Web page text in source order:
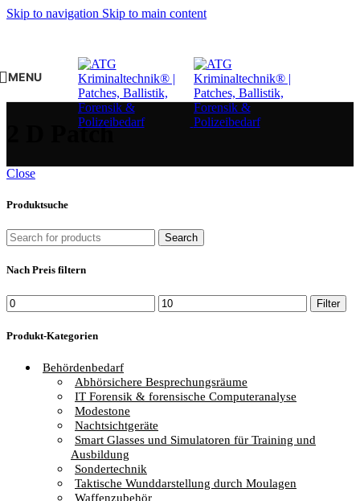
Skip to navigation Skip to main content
MENU
2 D Patch
Close
Produktsuche
Search
Nach Preis filtern
Min.
Preis
Max.
Preis
Filter
Produkt-Kategorien
Behördenbedarf
Abhörsichere Besprechungsräume
IT Forensik & forensische Computeranalyse
Modestone
Nachtsichtgeräte
Smart Glasses und Simulatoren für Training und
Ausbildung
Sondertechnik
Taktische Wunddarstellung durch Moulagen
Waffenzubehör